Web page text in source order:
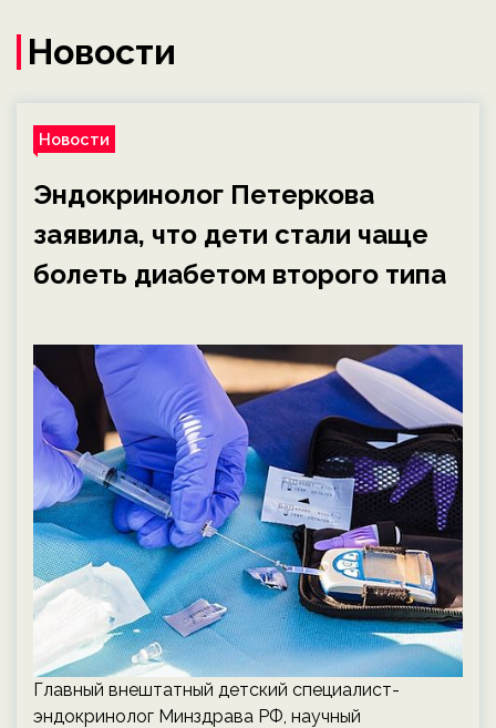
Новости
Новости
Эндокринолог Петеркова
заявила, что дети стали чаще
болеть диабетом второго типа
Главный внештатный детский специалист-
эндокринолог Минздрава РФ, научный